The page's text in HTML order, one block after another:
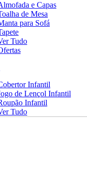
e Capas
de Mesa
para Sofá
Tudo
Infantil
de Lençol Infantil
Infantil
Tudo